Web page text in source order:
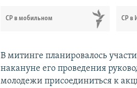
СР в мобильном СР в
В митинге планировалось
накануне его проведения
молодежи присоединиться к